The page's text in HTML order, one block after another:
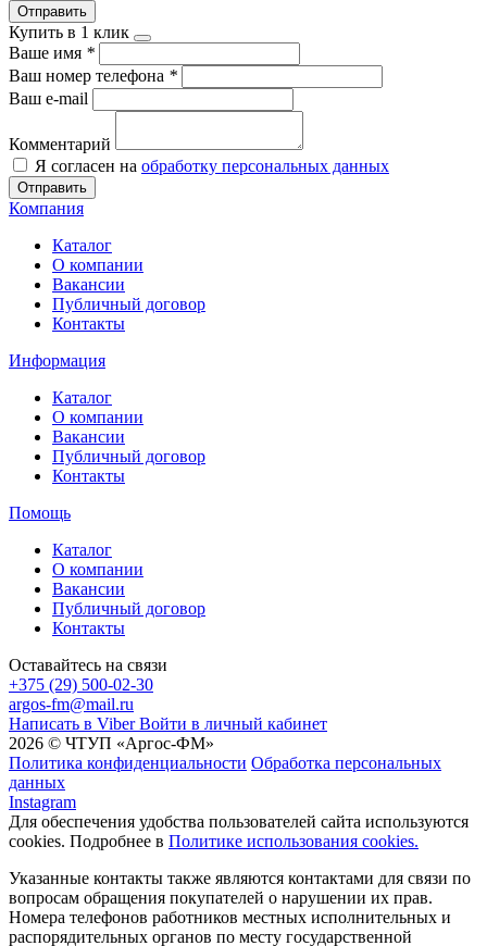
Отправить
Купить в 1 клик
Ваше имя *
Ваш номер телефона *
Ваш e-mail
Комментарий
Я согласен на обработку персональных данных
Отправить
Компания
Каталог
О компании
Вакансии
Публичный договор
Контакты
Информация
Каталог
О компании
Вакансии
Публичный договор
Контакты
Помощь
Каталог
О компании
Вакансии
Публичный договор
Контакты
Оставайтесь на связи
+375 (29) 500-02-30
argos-fm@mail.ru
Написать в Viber Войти в личный кабинет
2026 © ЧТУП «Аргос-ФМ»
Политика конфиденциальности Обработка персональных
данных
Instagram
Для обеспечения удобства пользователей сайта используются
cookies. Подробнее в Политике использования cookies.
Указанные контакты также являются контактами для связи по
вопросам обращения покупателей о нарушении их прав.
Номера телефонов работников местных исполнительных и
распорядительных органов по месту государственной